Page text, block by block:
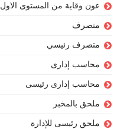
عون وقاية من المستوى الاول
متصرف
متصرف رئيسي
محاسب إدارى
محاسب إدارى رئيسى
ملحق بالمخبر
ملحق رئيسى للإدارة